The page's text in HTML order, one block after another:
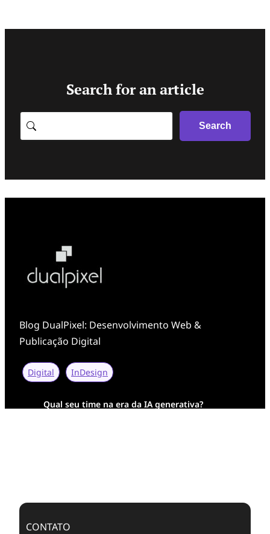
Search for an article
Search
Search
Blog DualPixel: Desenvolvimento Web &
Publicação Digital
Digital InDesign
Qual seu time na era da IA generativa?
CONTATO